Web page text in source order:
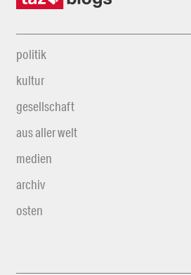
politik
kultur
gesellschaft
aus aller welt
medien
archiv
osten